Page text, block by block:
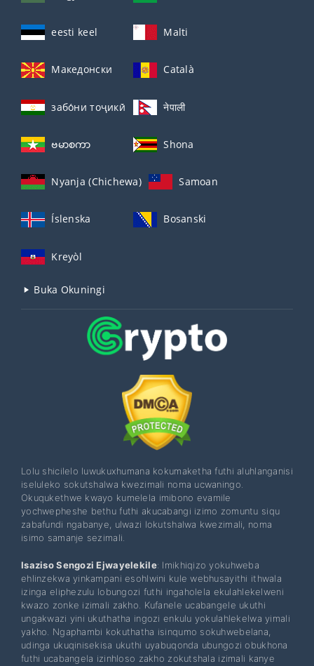
eesti keel Malti
Македонски Català
забо́ни тоҷикӣ́ नेपाली
ဗမာစကာ Shona
Nyanja (Chichewa) Samoan
Íslenska Bosanski
Kreyòl
Buka Okuningi
Lolu shicilelo luwukuxhumana kokumaketha futhi aluhlanganisi
iseluleko sokutshalwa kwezimali noma ucwaningo.
Okuqukethwe kwayo kumelela imibono evamile
yochwepheshe bethu futhi akucabangi izimo zomuntu siqu
zabafundi ngabanye, ulwazi lokutshalwa kwezimali, noma
isimo samanje sezimali.
Isaziso Sengozi Ejwayelekile: Imikhiqizo yokuhweba
ehlinzekwa yinkampani esohlwini kule webhusayithi ithwala
izinga eliphezulu lobungozi futhi ingaholela ekulahlekelweni
kwazo zonke izimali zakho. Kufanele ucabangele ukuthi
ungakwazi yini ukuthatha ingozi enkulu yokulahlekelwa yimali
yakho. Ngaphambi kokuthatha isinqumo sokuhwebelana,
udinga ukuqinisekisa ukuthi uyabuqonda ubungozi obukhona
futhi ucabangela izinhloso zakho zokutshala izimali kanye